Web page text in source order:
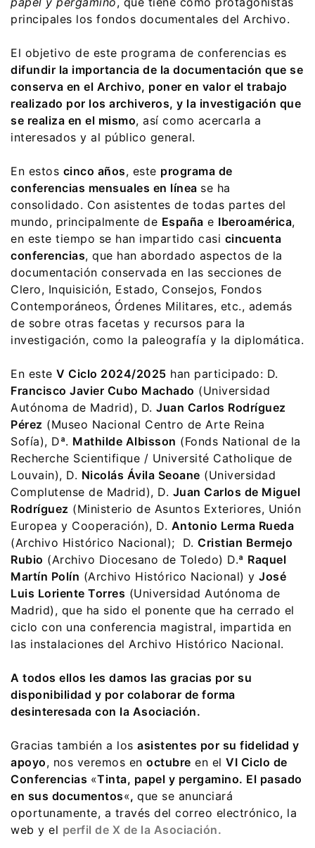
principales los fondos documentales del Archivo.
El objetivo de este programa de conferencias es
difundir la importancia de la documentación que se
conserva en el Archivo, poner en valor el trabajo
realizado por los archiveros, y la investigación que
se realiza en el mismo, así como acercarla a
interesados y al público general.
En estos cinco años, este programa de
conferencias mensuales en línea se ha
consolidado. Con asistentes de todas partes del
mundo, principalmente de España e Iberoamérica,
en este tiempo se han impartido casi cincuenta
conferencias, que han abordado aspectos de la
documentación conservada en las secciones de
Clero, Inquisición, Estado, Consejos, Fondos
Contemporáneos, Órdenes Militares, etc., además
de sobre otras facetas y recursos para la
investigación, como la paleografía y la diplomática.
En este V Ciclo 2024/2025 han participado: D.
Francisco Javier Cubo Machado (Universidad
Autónoma de Madrid), D. Juan Carlos Rodríguez
Pérez (Museo Nacional Centro de Arte Reina
Sofía), Dª. Mathilde Albisson (Fonds National de la
Recherche Scientifique / Université Catholique de
Louvain), D. Nicolás Ávila Seoane (Universidad
Complutense de Madrid), D. Juan Carlos de Miguel
Rodríguez (Ministerio de Asuntos Exteriores, Unión
Europea y Cooperación), D. Antonio Lerma Rueda
(Archivo Histórico Nacional); D. Cristian Bermejo
Rubio (Archivo Diocesano de Toledo) D.ª Raquel
Martín Polín (Archivo Histórico Nacional) y José
Luis Loriente Torres (Universidad Autónoma de
Madrid), que ha sido el ponente que ha cerrado el
ciclo con una conferencia magistral, impartida en
las instalaciones del Archivo Histórico Nacional.
A todos ellos les damos las gracias por su
disponibilidad y por colaborar de forma
desinteresada con la Asociación.
Gracias también a los asistentes por su fidelidad y
apoyo, nos veremos en octubre en el VI Ciclo de
Conferencias «Tinta, papel y pergamino. El pasado
en sus documentos«, que se anunciará
oportunamente, a través del correo electrónico, la
web y el perfil de X de la Asociación.